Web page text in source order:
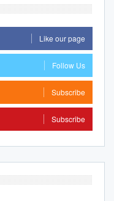
Like our page
Follow Us
Subscribe
Subscribe